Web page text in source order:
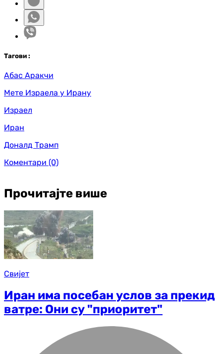
Тагови :
Абас Аракчи
Мете Израела у Ирану
Израел
Иран
Доналд Трамп
Коментари (0)
Прочитајте више
Свијет
Иран има посебан услов за прекид
ватре: Они су "приоритет"